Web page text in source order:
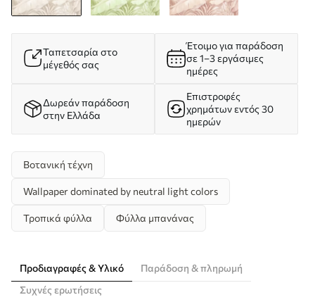
Ταπετσαρία στο
μέγεθός σας
Έτοιμο για παράδοση
σε 1–3 εργάσιμες
ημέρες
Δωρεάν παράδοση
στην Ελλάδα
Επιστροφές
χρημάτων εντός 30
ημερών
Βοτανική τέχνη
Wallpaper dominated by neutral light colors
Τροπικά φύλλα Φύλλα μπανάνας
Προδιαγραφές & Υλικό
Παράδοση & πληρωμή
Συχνές ερωτήσεις